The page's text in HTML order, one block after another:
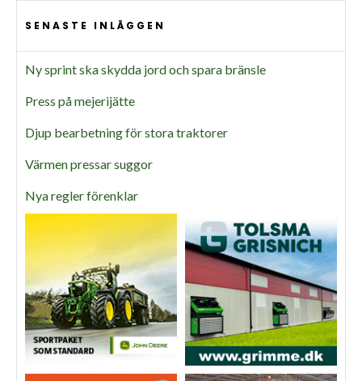
SENASTE INLÄGGEN
Ny sprint ska skydda jord och spara bränsle
Press på mejerijätte
Djup bearbetning för stora traktorer
Värmen pressar suggor
Nya regler förenklar